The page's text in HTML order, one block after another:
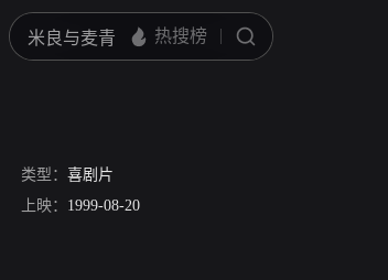
类型： 喜剧片
安娜·里苏尼奥
上映： 1999-08-20